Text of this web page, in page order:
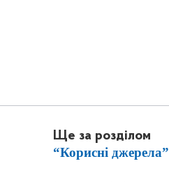
Ще за розділом
“Корисні джерела”